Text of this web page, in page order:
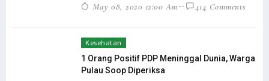
May 08, 2020 12:00 Am 414 Comments
Kesehatan
1 Orang Positif PDP Meninggal Dunia, Warga
Pulau Soop Diperiksa